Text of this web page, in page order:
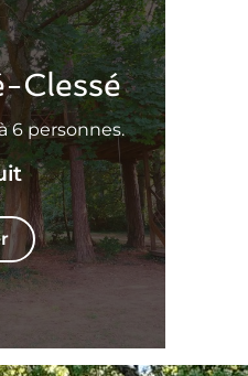
Clessé
6 personnes.